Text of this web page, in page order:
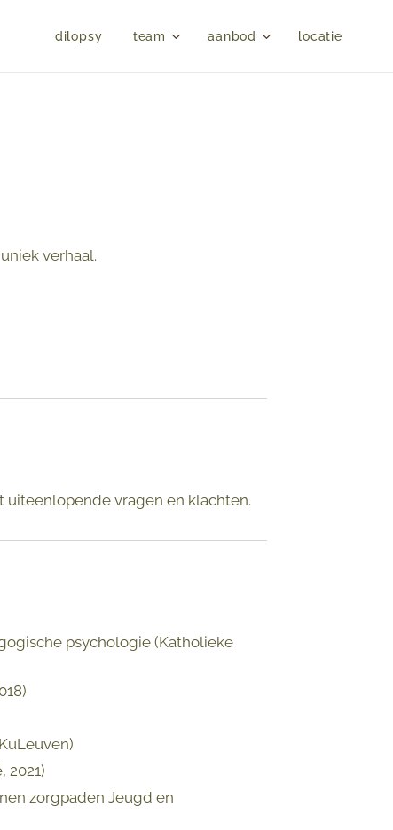
dilopsy team aanbod locatie
verhaal.
uiteenlopende vragen en klachten.
psychologie (Katholieke
2021)
zorgpaden Jeugd en